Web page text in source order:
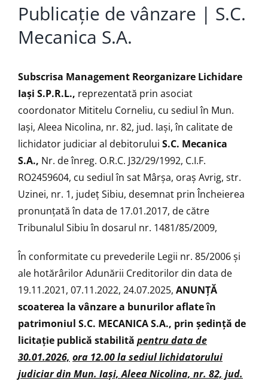
Publicație de vânzare | S.C.
Mecanica S.A.
Subscrisa Management Reorganizare Lichidare
Iaşi S.P.R.L., reprezentată prin asociat
coordonator Mititelu Corneliu, cu sediul în Mun.
Iași, Aleea Nicolina, nr. 82, jud. Iași, în calitate de
lichidator judiciar al debitorului S.C. Mecanica
S.A., Nr. de înreg. O.R.C. J32/29/1992, C.I.F.
RO2459604, cu sediul în sat Mârșa, oraș Avrig, str.
Uzinei, nr. 1, județ Sibiu, desemnat prin Încheierea
pronunțată în data de 17.01.2017, de către
Tribunalul Sibiu în dosarul nr. 1481/85/2009,
În conformitate cu prevederile Legii nr. 85/2006 şi
ale hotărârilor Adunării Creditorilor din data de
19.11.2021, 07.11.2022, 24.07.2025, ANUNŢĂ
scoaterea la vânzare a bunurilor aflate în
patrimoniul S.C. MECANICA S.A., prin ședință de
licitaţie publică stabilită pentru data de
30.01.2026, ora 12.00 la sediul lichidatorului
judiciar din Mun. Iași, Aleea Nicolina, nr. 82, jud.